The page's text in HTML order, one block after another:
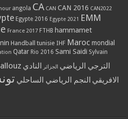
angola CA CAN CAN 2016 CAN2022
Egypte 2016 Egypte 2021 EMM
France 2017 FTHB hammamet
Handball tunisie IHF Maroc mondial
Qatar Rio 2016 Sami Saidi Sylvain
الترجي الرياضي الجزائر النادي
الافريقي النجم الرياضي الساحلي